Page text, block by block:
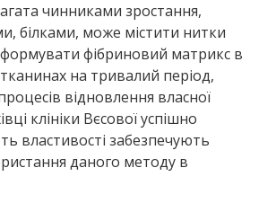
чинниками зростання,
білками, може містити нитки
формувати фібриновий матрикс в
на тривалий період,
відновлення власної
клініки Вєсової успішно
властивості забезпечують
даного методу в